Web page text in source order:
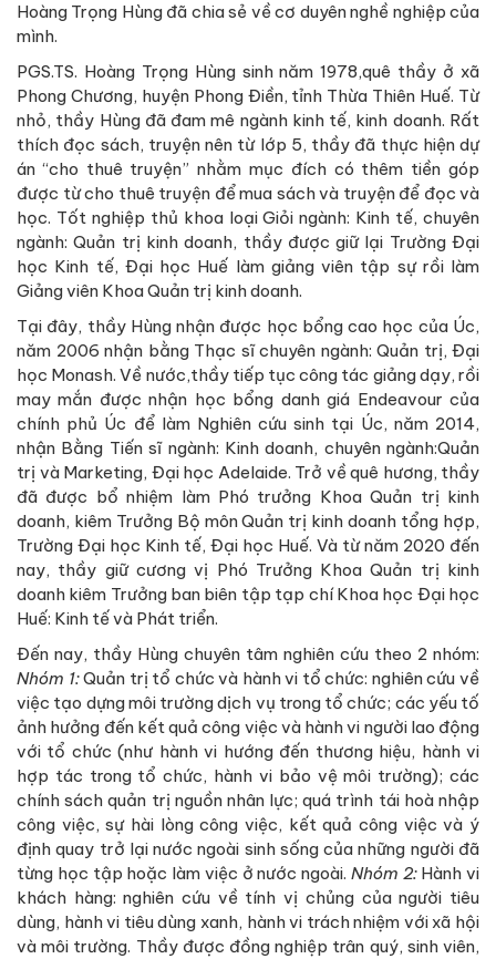
Hoàng Trọng Hùng đã chia sẻ về cơ duyên nghề nghiệp của
mình.
PGS.TS. Hoàng Trọng Hùng sinh năm 1978,quê thầy ở xã
Phong Chương, huyện Phong Điền, tỉnh Thừa Thiên Huế. Từ
nhỏ, thầy Hùng đã đam mê ngành kinh tế, kinh doanh. Rất
thích đọc sách, truyện nên từ lớp 5, thầy đã thực hiện dự
án “cho thuê truyện” nhằm mục đích có thêm tiền góp
được từ cho thuê truyện để mua sách và truyện để đọc và
học. Tốt nghiệp thủ khoa loại Giỏi ngành: Kinh tế, chuyên
ngành: Quản trị kinh doanh, thầy được giữ lại Trường Đại
học Kinh tế, Đại học Huế làm giảng viên tập sự rồi làm
Giảng viên Khoa Quản trị kinh doanh.
Tại đây, thầy Hùng nhận được học bổng cao học của Úc,
năm 2006 nhận bằng Thạc sĩ chuyên ngành: Quản trị, Đại
học Monash. Về nước,thầy tiếp tục công tác giảng dạy, rồi
may mắn được nhận học bổng danh giá Endeavour của
chính phủ Úc để làm Nghiên cứu sinh tại Úc, năm 2014,
nhận Bằng Tiến sĩ ngành: Kinh doanh, chuyên ngành:Quản
trị và Marketing, Đại học Adelaide. Trở về quê hương, thầy
đã được bổ nhiệm làm Phó trưởng Khoa Quản trị kinh
doanh, kiêm Trưởng Bộ môn Quản trị kinh doanh tổng hợp,
Trường Đại học Kinh tế, Đại học Huế. Và từ năm 2020 đến
nay, thầy giữ cương vị Phó Trưởng Khoa Quản trị kinh
doanh kiêm Trưởng ban biên tập tạp chí Khoa học Đại học
Huế: Kinh tế và Phát triển.
Đến nay, thầy Hùng chuyên tâm nghiên cứu theo 2 nhóm:
Nhóm 1:Quản trị tổ chức và hành vi tổ chức: nghiên cứu về
việc tạo dựng môi trường dịch vụ trong tổ chức; các yếu tố
ảnh hưởng đến kết quả công việc và hành vi người lao động
với tổ chức (như hành vi hướng đến thương hiệu, hành vi
hợp tác trong tổ chức, hành vi bảo vệ môi trường); các
chính sách quản trị nguồn nhân lực; quá trình tái hoà nhập
công việc, sự hài lòng công việc, kết quả công việc và ý
định quay trở lại nước ngoài sinh sống của những người đã
từng học tập hoặc làm việc ở nước ngoài. Nhóm 2:Hành vi
khách hàng: nghiên cứu về tính vị chủng của người tiêu
dùng, hành vi tiêu dùng xanh, hành vi trách nhiệm với xã hội
và môi trường. Thầy được đồng nghiệp trân quý, sinh viên,